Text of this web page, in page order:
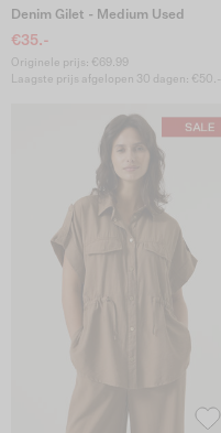
Denim Gilet - Medium Used
€35.-
Originele prijs: €69.99
Laagste prijs afgelopen 30 dagen: €50.-